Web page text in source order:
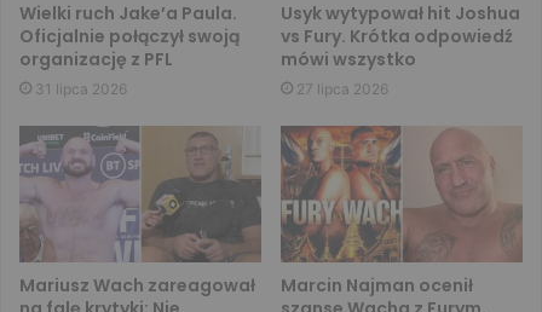
Wielki ruch Jake’a Paula.
Oficjalnie połączył swoją
organizację z PFL
31 lipca 2026
Usyk wytypował hit Joshua
vs Fury. Krótka odpowiedź
mówi wszystko
27 lipca 2026
Mariusz Wach zareagował
Marcin Najman ocenił